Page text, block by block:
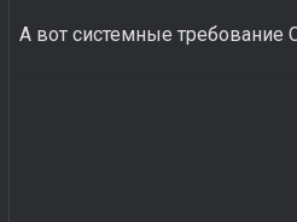
А вот системные